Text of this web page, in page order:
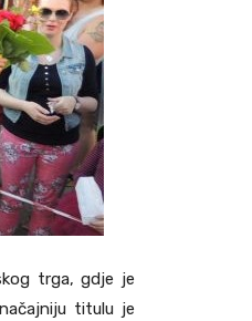
trga, gdje je
titulu je